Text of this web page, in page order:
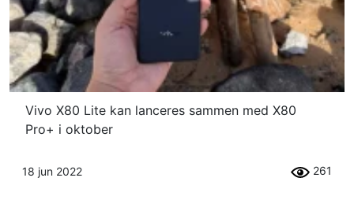
Vivo X80 Lite kan lanceres sammen med X80
Pro+ i oktober
18 jun 2022 261